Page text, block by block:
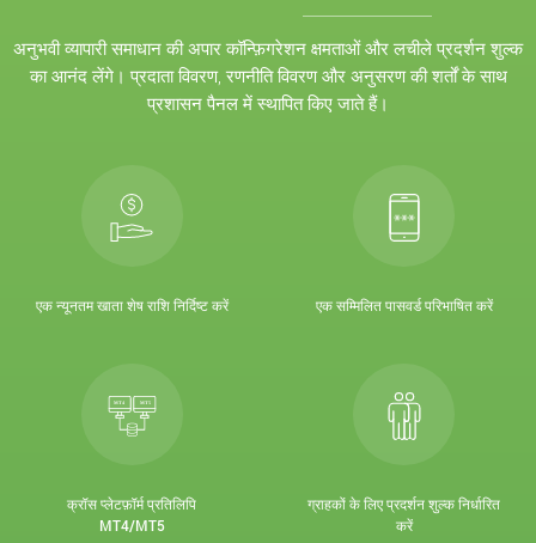
अनुभवी व्यापारी समाधान की अपार कॉन्फ़िगरेशन क्षमताओं और लचीले प्रदर्शन शुल्क
का आनंद लेंगे। प्रदाता विवरण, रणनीति विवरण और अनुसरण की शर्तों के साथ
प्रशासन पैनल में स्थापित किए जाते हैं।
एक न्यूनतम खाता शेष राशि निर्दिष्ट करें एक सम्मिलित पासवर्ड परिभाषित करें
क्रॉस प्लेटफ़ॉर्म प्रतिलिपि
MT4/MT5
ग्राहकों के लिए प्रदर्शन शुल्क निर्धारित
करें